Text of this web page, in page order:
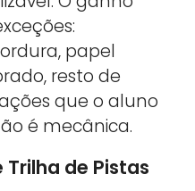
papel
resto de
que o aluno
é mecânica.
de Pistas